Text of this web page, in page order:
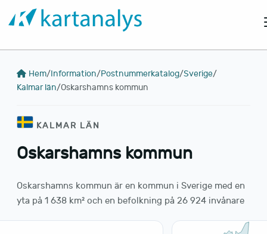
Hem/Information/Postnummerkatalog/Sverige/
Kalmar län/Oskarshamns kommun
KALMAR LÄN
Oskarshamns kommun
Oskarshamns kommun är en kommun i Sverige med en
yta på 1 638 km² och en befolkning på 26 924 invånare